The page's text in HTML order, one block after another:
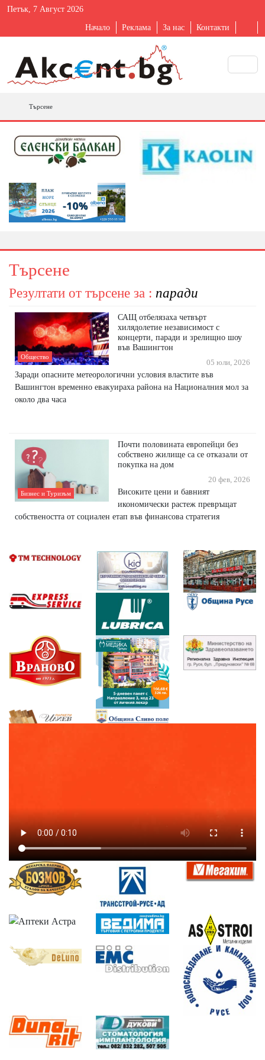
Петък, 7 Август 2026
Начало Реклама За нас Контакти
Търсене
Търсене
Резултати от търсене за : паради
Общество
САЩ отбелязаха четвърт
хилядолетие независимост с
концерти, паради и зрелищно шоу
във Вашингтон
05 юли, 2026
Заради опасните метеорологични условия властите във
Вашингтон временно евакуираха района на Националния мол за
около два часа
Бизнес и Туризъм
Почти половината европейци без
собствено жилище са се отказали от
покупка на дом
20 фев, 2026
Високите цени и бавният
икономически растеж превръщат
собствеността от социален етап във финансова стратегия